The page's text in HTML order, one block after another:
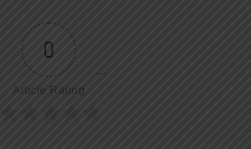
0
Article Rating